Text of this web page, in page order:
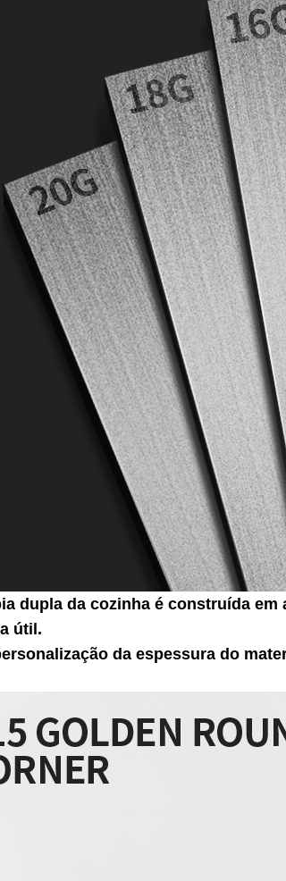
dupla da cozinha é construída em
útil.
da espessura do